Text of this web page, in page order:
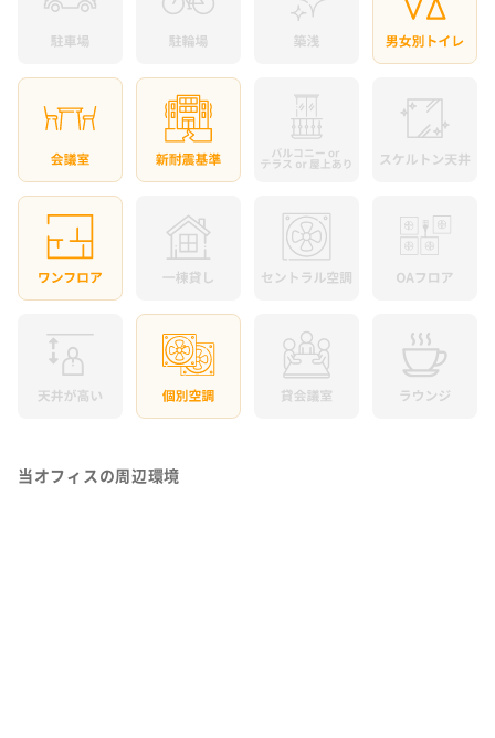
当オフィスの周辺環境